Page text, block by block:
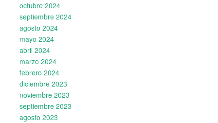
octubre 2024
septiembre 2024
agosto 2024
mayo 2024
abril 2024
marzo 2024
febrero 2024
diciembre 2023
noviembre 2023
septiembre 2023
agosto 2023